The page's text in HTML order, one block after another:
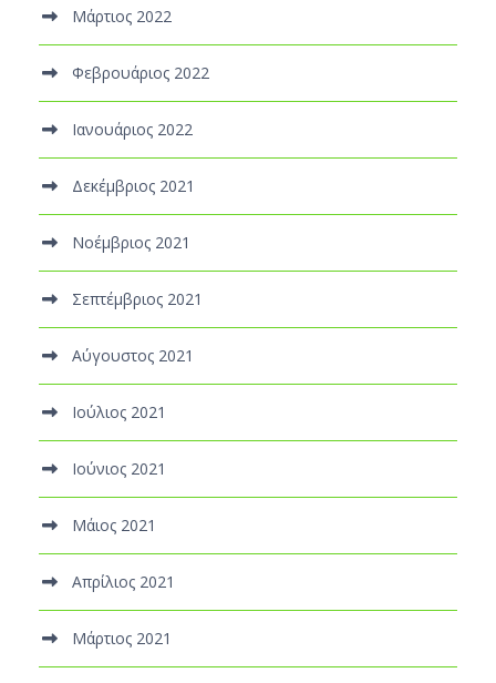
Μάρτιος 2022
Φεβρουάριος 2022
Ιανουάριος 2022
Δεκέμβριος 2021
Νοέμβριος 2021
Σεπτέμβριος 2021
Αύγουστος 2021
Ιούλιος 2021
Ιούνιος 2021
Μάιος 2021
Απρίλιος 2021
Μάρτιος 2021